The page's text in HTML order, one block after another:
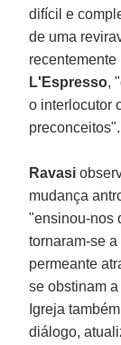
difícil e
de uma
recentemente
L'Espresso,
o interlocutor
preconceitos".
Ravasi
mudança
"ensinou-nos
tornaram-se
permeante
se obstinam
Igreja
diálogo,